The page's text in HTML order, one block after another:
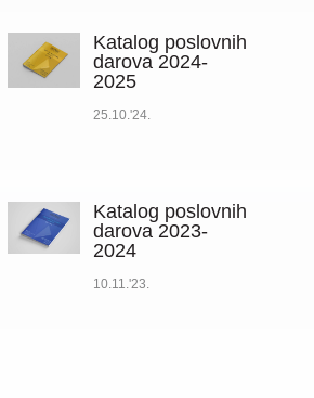
Katalog poslovnih
darova 2024-
2025
25.10.'24.
Katalog poslovnih
darova 2023-
2024
10.11.'23.